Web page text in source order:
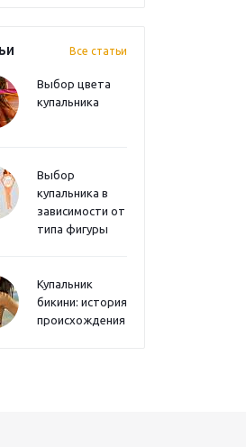
Все статьи
Выбор цвета
купальника
Выбор
купальника в
зависимости от
типа фигуры
Купальник
бикини: история
происхождения